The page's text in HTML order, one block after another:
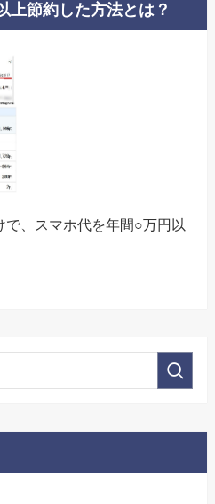
上節約した方法とは？
、スマホ代を年間○万円以